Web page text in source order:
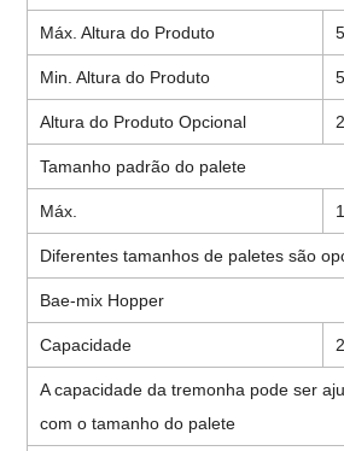
Máx. Altura do Produto
Min. Altura do Produto
Altura do Produto Opcional
Tamanho padrão do palete
Máx.
Diferentes tamanhos de paletes são
Bae-mix Hopper
Capacidade
A capacidade da tremonha pode ser
com o tamanho do palete